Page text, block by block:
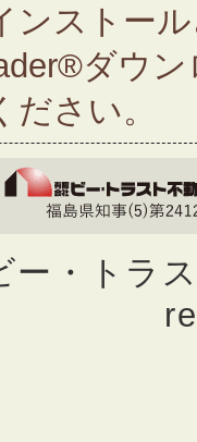
ンストー
ダウ
ださい。
ー・トラ